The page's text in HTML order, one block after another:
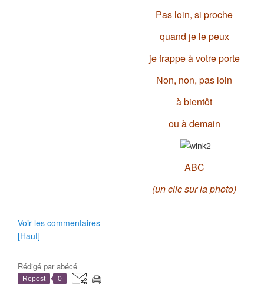
Pas loin, si proche
quand je le peux
je frappe à votre porte
Non, non, pas loin
à bientôt
ou à demain
ABC
(un clic sur la photo)
Voir les commentaires
[Haut]
Rédigé parabécé
Repost 0